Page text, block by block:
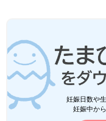
妊娠日数や
妊娠中か